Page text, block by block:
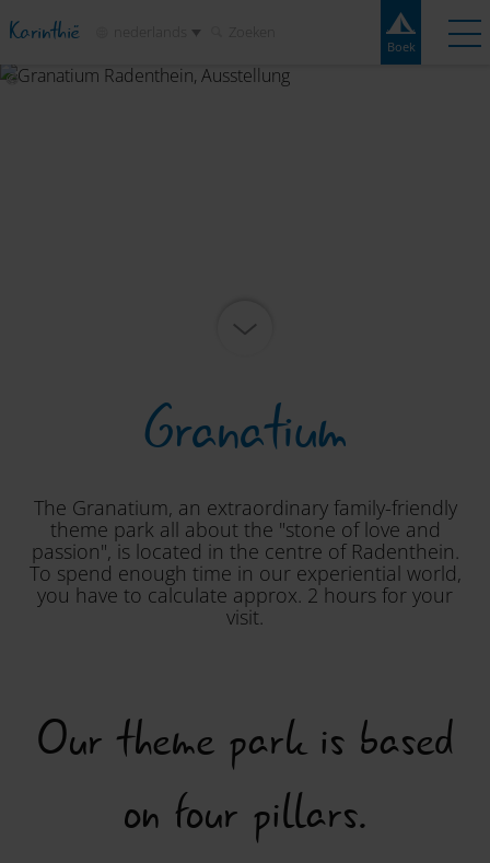
Karinthië Boek
Granatium
The Granatium, an extraordinary family-friendly
theme park all about the "stone of love and
passion", is located in the centre of Radenthein.
To spend enough time in our experiential world,
you have to calculate approx. 2 hours for your
visit.
Our theme park is based
on four pillars.